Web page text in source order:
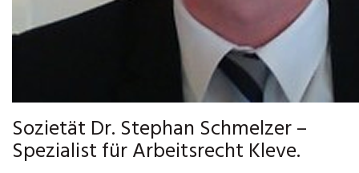
Sozietät Dr. Stephan Schmelzer –
Spezialist für Arbeitsrecht Kleve.